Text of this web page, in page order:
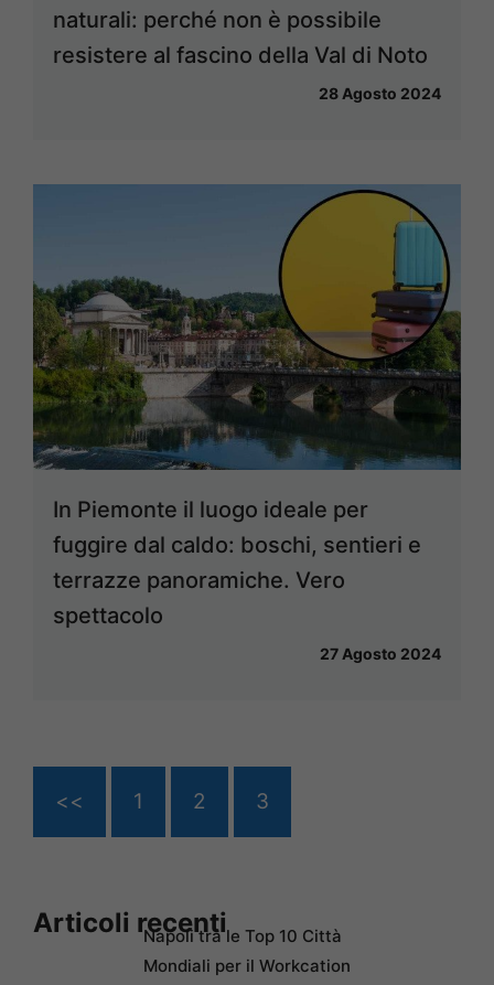
naturali: perché non è possibile
resistere al fascino della Val di Noto
28 Agosto 2024
In Piemonte il luogo ideale per
fuggire dal caldo: boschi, sentieri e
terrazze panoramiche. Vero
spettacolo
27 Agosto 2024
<< 1 2 3
Articoli recentiNapoli tra le Top 10 Città
Mondiali per il Workcation